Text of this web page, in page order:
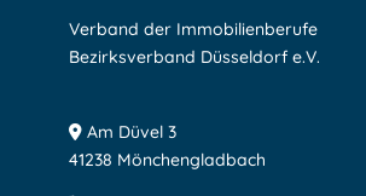
Verband der Immobilienberufe
Bezirksverband Düsseldorf e.V.
Am Düvel 3
41238 Mönchengladbach